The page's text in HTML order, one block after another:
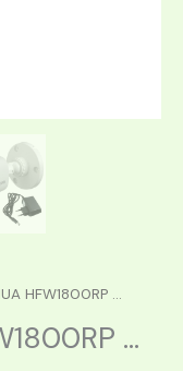
HFW1800RP ...
...